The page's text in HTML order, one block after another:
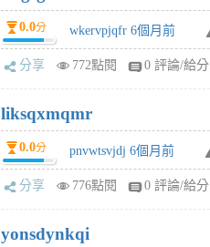
0.0分 wkervpjqfr 6個月前
分享 772點閱 0 評論/給分
liksqxmqmr
0.0分 pnvwtsvjdj 6個月前
分享 776點閱 0 評論/給分
yonsdynkqi